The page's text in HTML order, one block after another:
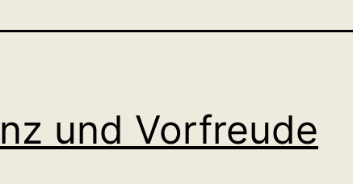
und Vorfreude